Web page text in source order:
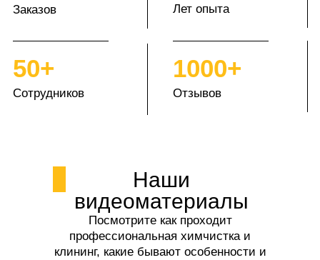
Заказов Лет опыта
50+
Сотрудников
1000+
Отзывов
Наши
видеоматериалы
Посмотрите как проходит
профессиональная химчистка и
клининг, какие бывают особенности и